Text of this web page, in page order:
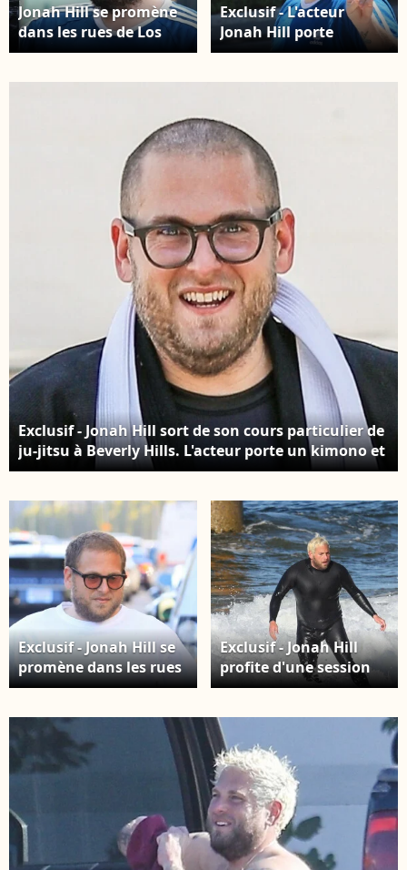
Jonah Hill se promène
dans les rues de Los
Angeles le 31 may
Exclusif - L'acteur
Jonah Hill porte
fièrement les couleur
Angeles, le 12 juin
2019.
Exclusif - Jonah Hill sort de son cours particulier de
ju-jitsu à Beverly Hills. L'acteur porte un kimono et
boit une boisson énergisante, le 3 juillet 2019.
Exclusif - Jonah Hill se
promène dans les rues
de Beverly Hills. Une
véhicule, l'acteur en
profite pour fumer une
cigarette, le 14 août
Exclusif - Jonah Hill
profite d'une session
de surf avec amis à
Californie, Etats-Unis,
le 25 février 2021.